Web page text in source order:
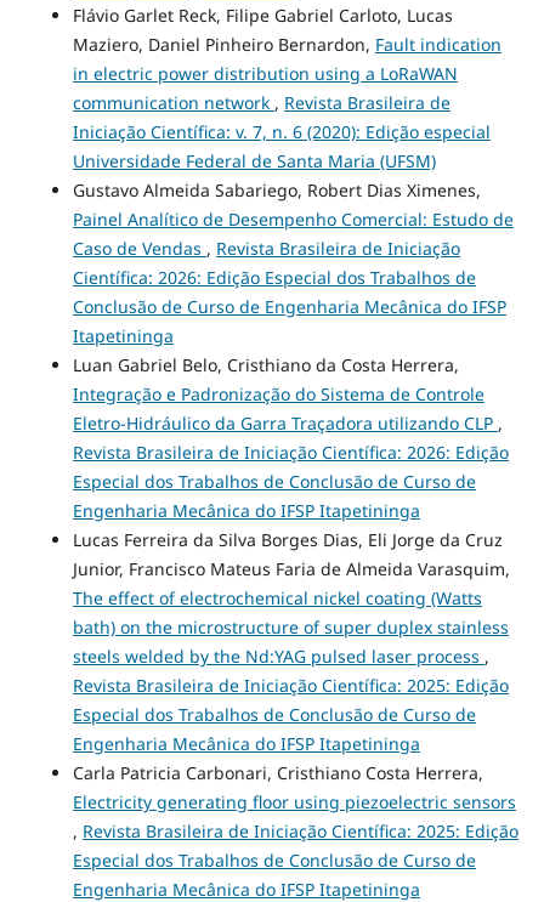
Flávio Garlet Reck, Filipe Gabriel Carloto, Lucas
Maziero, Daniel Pinheiro Bernardon, Fault indication
in electric power distribution using a LoRaWAN
communication network , Revista Brasileira de
Iniciação Científica: v. 7, n. 6 (2020): Edição especial
Universidade Federal de Santa Maria (UFSM)
Gustavo Almeida Sabariego, Robert Dias Ximenes,
Painel Analítico de Desempenho Comercial: Estudo de
Caso de Vendas , Revista Brasileira de Iniciação
Científica: 2026: Edição Especial dos Trabalhos de
Conclusão de Curso de Engenharia Mecânica do IFSP
Itapetininga
Luan Gabriel Belo, Cristhiano da Costa Herrera,
Integração e Padronização do Sistema de Controle
Eletro-Hidráulico da Garra Traçadora utilizando CLP ,
Revista Brasileira de Iniciação Científica: 2026: Edição
Especial dos Trabalhos de Conclusão de Curso de
Engenharia Mecânica do IFSP Itapetininga
Lucas Ferreira da Silva Borges Dias, Eli Jorge da Cruz
Junior, Francisco Mateus Faria de Almeida Varasquim,
The effect of electrochemical nickel coating (Watts
bath) on the microstructure of super duplex stainless
steels welded by the Nd:YAG pulsed laser process ,
Revista Brasileira de Iniciação Científica: 2025: Edição
Especial dos Trabalhos de Conclusão de Curso de
Engenharia Mecânica do IFSP Itapetininga
Carla Patricia Carbonari, Cristhiano Costa Herrera,
Electricity generating floor using piezoelectric sensors
, Revista Brasileira de Iniciação Científica: 2025: Edição
Especial dos Trabalhos de Conclusão de Curso de
Engenharia Mecânica do IFSP Itapetininga